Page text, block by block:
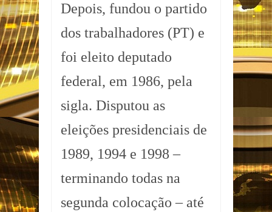
Depois, fundou o partido
dos trabalhadores (PT) e
foi eleito deputado
federal, em 1986, pela
sigla. Disputou as
eleições presidenciais de
1989, 1994 e 1998 –
terminando todas na
segunda colocação – até